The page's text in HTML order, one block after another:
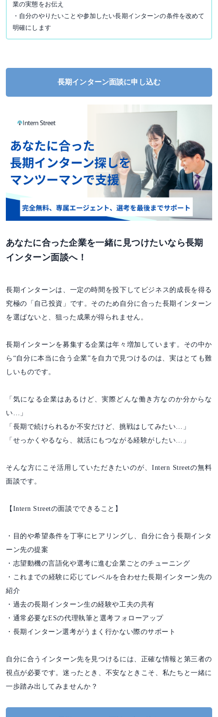
業の実態をお伝え
・自分のやりたいことや参加したい長期インターンの条件を改めて
明確にします
長期インターン面談に申し込む
あなたに合った企業を一緒に見つけたいなら長期
インターン面談へ！
長期インターンは、一定の時間を投下してビジネス的成長を得る
究極の「自己投資」です。そのため自分に合った長期インターン
を選ばないと、狙った成果が得られません。
長期インターンを募集する企業は年々増加しています。その中か
ら“自分に本当に合う企業”を自力で見つけるのは、実はとても難
しいものです。
「気になる企業はあるけど、実際どんな働き方なのか分からな
い…」
「長期で続けられるか不安だけど、挑戦はしてみたい…」
「せっかくやるなら、就活にもつながる経験がしたい…」
そんな方にこそ活用していただきたいのが、Intern Streetの無料
面談です。
【Intern Streetの面談でできること】
・目的や希望条件を丁寧にヒアリングし、自分に合う長期インタ
ーン先の提案
・志望動機の言語化や選考に進む企業ごとのチューニング
・これまでの経験に応じてレベルを合わせた長期インターン先の
紹介
・過去の長期インターン生の経験や工夫の共有
・通常必要なESの代理執筆と選考フォローアップ
・長期インターン選考がうまく行かない際のサポート
自分に合うインターン先を見つけるには、正確な情報と第三者の
視点が必要です。迷ったとき、不安なときこそ、私たちと一緒に
一歩踏み出してみませんか？